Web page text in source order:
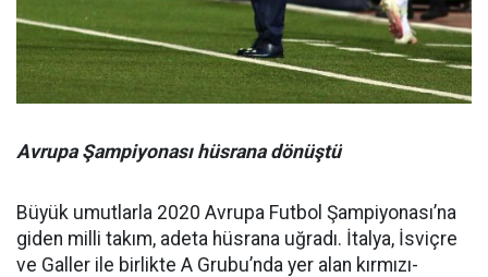
Avrupa Şampiyonası hüsrana dönüştü
Büyük umutlarla 2020 Avrupa Futbol Şampiyonası’na
giden milli takım, adeta hüsrana uğradı. İtalya, İsviçre
ve Galler ile birlikte A Grubu’nda yer alan kırmızı-